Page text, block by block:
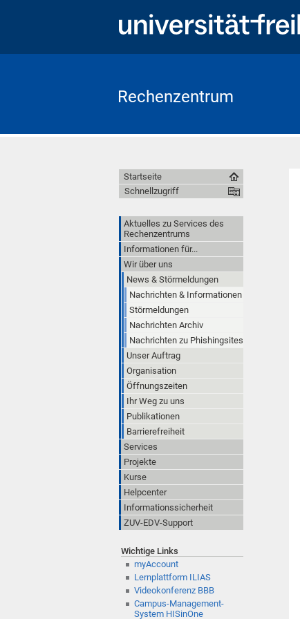
Rechenzentrum
Startseite
Schnellzugriff
Aktuelles zu Services des
Rechenzentrums
Informationen für...
Wir über uns
News & Störmeldungen
Nachrichten & Informationen
Störmeldungen
Nachrichten Archiv
Nachrichten zu Phishingsites
Unser Auftrag
Organisation
Öffnungszeiten
Ihr Weg zu uns
Publikationen
Barrierefreiheit
Services
Projekte
Kurse
Helpcenter
Informationssicherheit
ZUV-EDV-Support
Wichtige Links
myAccount
Lernplattform ILIAS
Videokonferenz BBB
Campus-Management-
System HISinOne